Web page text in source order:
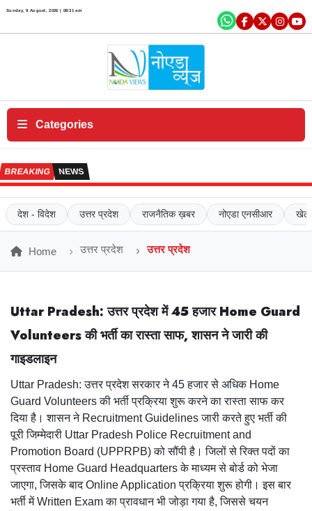
Sunday, 9 August, 2026 | 08:31 am
×
एं
न
ट
रि
र
सं
Categories
BREAKING NEWS
देश - विदेश उत्तर प्रदेश राजनैतिक ख़बर नोएडा एनसीआर खेल
Home उत्तर प्रदेश उत्तर प्रदेश
Uttar Pradesh: उत्तर प्रदेश में 45 हजार Home Guard
Volunteers की भर्ती का रास्ता साफ,शासन ने जारी की
गाइडलाइन
Uttar Pradesh: उत्तर प्रदेश सरकार ने 45 हजार से अधिक Home
Guard Volunteers की भर्ती प्रक्रिया शुरू करने का रास्ता साफ कर
दिया है। शासन ने Recruitment Guidelines जारी करते हुए भर्ती की
पूरी जिम्मेदारी Uttar Pradesh Police Recruitment and
Promotion Board (UPPRPB) को सौंपी है। जिलों से रिक्त पदों का
प्रस्ताव Home Guard Headquarters के माध्यम से बोर्ड को भेजा
जाएगा, जिसके बाद Online Application प्रक्रिया शुरू होगी। इस बार
भर्ती में Written Exam का प्रावधान भी जोड़ा गया है, जिससे चयन